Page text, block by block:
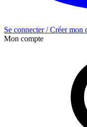
Se connecter / Créer mon
Mon compte